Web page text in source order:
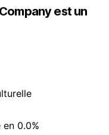
est un
0.0%